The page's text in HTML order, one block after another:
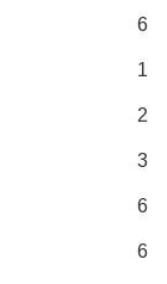
6
1
2
3
6
6